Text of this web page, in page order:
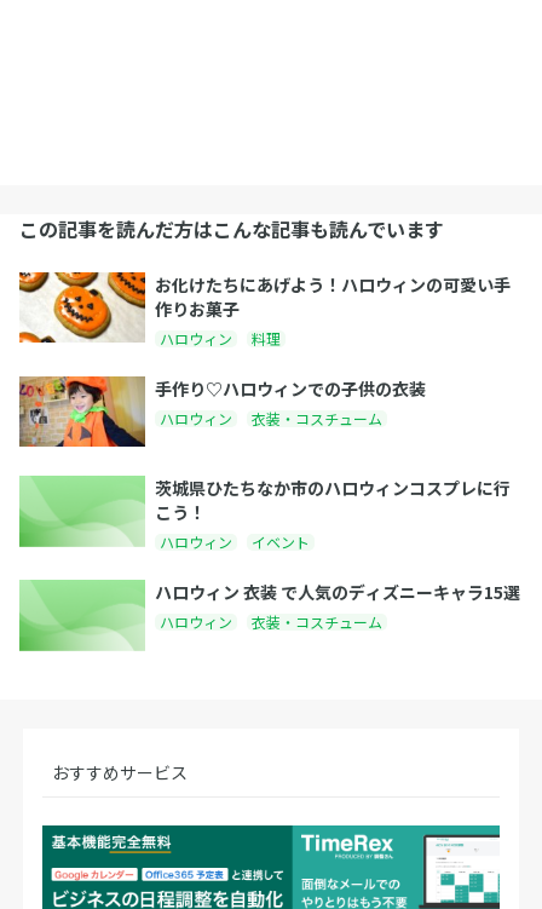
この記事を読んだ方はこんな記事も読んでいます
お化けたちにあげよう！ハロウィンの可愛い手
作りお菓子
ハロウィン 料理
手作り♡ハロウィンでの子供の衣装
ハロウィン 衣装・コスチューム
茨城県ひたちなか市のハロウィンコスプレに行
こう！
ハロウィン イベント
ハロウィン 衣装 で人気のディズニーキャラ15選
ハロウィン 衣装・コスチューム
おすすめサービス